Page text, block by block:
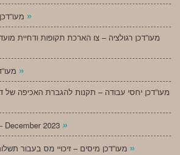
»
»
מעו”דכן יחסי עבודה – תקנות להגברת האכיפה של
December 2023 »
»